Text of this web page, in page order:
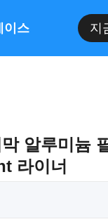
이스 지
알루미늄
라이너